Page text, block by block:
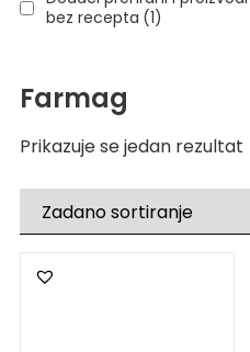
bez recepta (1)
Farmag
Prikazuje se jedan rezultat